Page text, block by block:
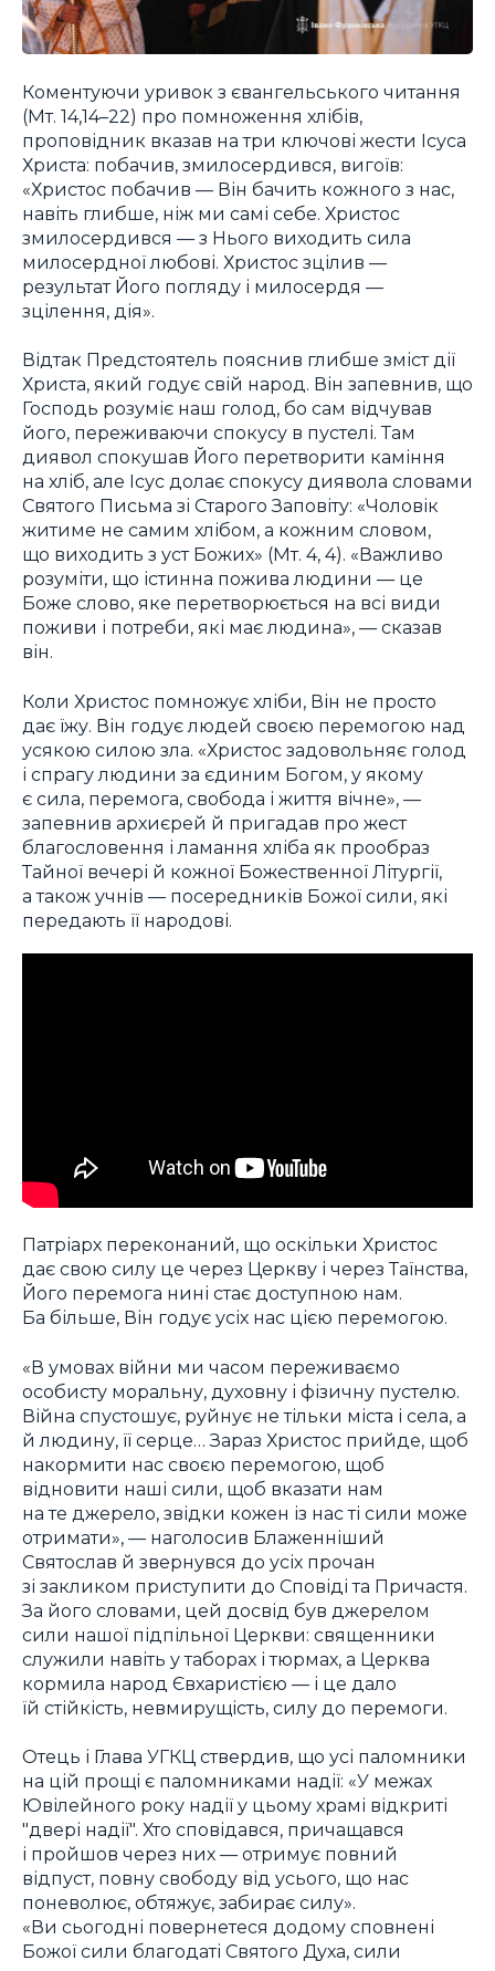
Коментуючи уривок з євангельського читання
(Мт. 14,14–22) про помноження хлібів,
проповідник вказав на три ключові жести Ісуса
Христа: побачив, змилосердився, вигоїв:
«Христос побачив — Він бачить кожного з нас,
навіть глибше, ніж ми самі себе. Христос
змилосердився — з Нього виходить сила
милосердної любові. Христос зцілив —
результат Його погляду і милосердя —
зцілення, дія».
Відтак Предстоятель пояснив глибше зміст дії
Христа, який годує свій народ. Він запевнив, що
Господь розуміє наш голод, бо сам відчував
його, переживаючи спокусу в пустелі. Там
диявол спокушав Його перетворити каміння
на хліб, але Ісус долає спокусу диявола словами
Святого Письма зі Старого Заповіту: «Чоловік
житиме не самим хлібом, а кожним словом,
що виходить з уст Божих» (Мт. 4, 4). «Важливо
розуміти, що істинна пожива людини — це
Боже слово, яке перетворюється на всі види
поживи і потреби, які має людина», — сказав
він.
Коли Христос помножує хліби, Він не просто
дає їжу. Він годує людей своєю перемогою над
усякою силою зла. «Христос задовольняє голод
і спрагу людини за єдиним Богом, у якому
є сила, перемога, свобода і життя вічне», —
запевнив архиєрей й пригадав про жест
благословення і ламання хліба як прообраз
Тайної вечері й кожної Божественної Літургії,
а також учнів — посередників Божої сили, які
передають її народові.
Патріарх переконаний, що оскільки Христос
дає свою силу це через Церкву і через Таїнства,
Його перемога нині стає доступною нам.
Ба більше, Він годує усіх нас цією перемогою.
«В умовах війни ми часом переживаємо
особисту моральну, духовну і фізичну пустелю.
Війна спустошує, руйнує не тільки міста і села, а
й людину, її серце… Зараз Христос прийде, щоб
накормити нас своєю перемогою, щоб
відновити наші сили, щоб вказати нам
на те джерело, звідки кожен із нас ті сили може
отримати», — наголосив Блаженніший
Святослав й звернувся до усіх прочан
зі закликом приступити до Сповіді та Причастя.
За його словами, цей досвід був джерелом
сили нашої підпільної Церкви: священники
служили навіть у таборах і тюрмах, а Церква
кормила народ Євхаристією — і це дало
їй стійкість, невмирущість, силу до перемоги.
Отець і Глава УГКЦ ствердив, що усі паломники
на цій прощі є паломниками надії: «У межах
Ювілейного року надії у цьому храмі відкриті
"двері надії". Хто сповідався, причащався
і пройшов через них — отримує повний
відпуст, повну свободу від усього, що нас
поневолює, обтяжує, забирає силу».
«Ви сьогодні повернетеся додому сповнені
Божої сили благодаті Святого Духа, сили